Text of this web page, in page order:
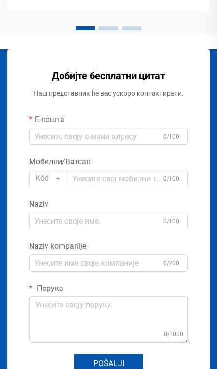
Добијте бесплатни цитат
Наш представник ће вас ускоро контактирати.
Е-пошта
0/100
Мобилни/Ватсап
Kôd
0/100
Naziv
0/100
Naziv kompanije
0/200
Порука
0/1000
POŠALJI